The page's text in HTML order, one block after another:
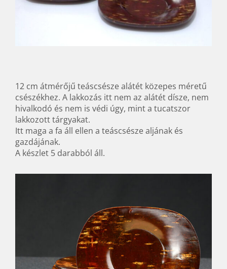
12 cm átmérőjű teáscsésze alátét közepes méretű
csészékhez. A lakkozás itt nem az alátét dísze, nem
hivalkodó és nem is védi úgy, mint a tucatszor
lakkozott tárgyakat.
Itt maga a fa áll ellen a teáscsésze aljának és
gazdájának.
A készlet 5 darabból áll.